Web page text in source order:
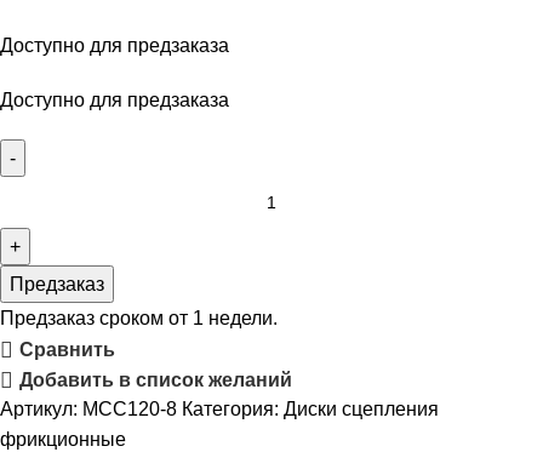
Доступно для предзаказа
Доступно для предзаказа
Предзаказ
Предзаказ сроком от 1 недели.
Сравнить
Добавить в список желаний
Артикул: MCC120-8 Категория: Диски сцепления
фрикционные